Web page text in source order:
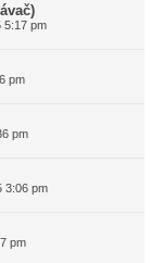
5:17 pm
pm
pm
3:06 pm
pm